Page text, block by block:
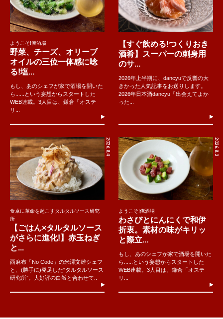
ようこそ!俺酒場
野菜、チーズ、オリーブ
オイルの三位一体感に唸
る!塩...
もし、あのシェフが家で酒場を開いた
ら......という妄想からスタートした
WEB連載。3人目は、鎌倉「オステ
リ...
【すぐ飲める!つくりおき
酒肴】スーパーの刺身用
のサ...
2026年上半期に、dancyuで反響の大
きかった人気記事をお送りします。
2026年日本酒dancyu「出会えてよか
った...
2026.8.4
食卓に革命を起こすタルタルソース研究
所
【ごはん×タルタルソース
がさらに進化!】赤玉ねぎ
と...
西麻布「No Code」の米澤文雄シェフ
と、(勝手に)発足した“タルタルソース
研究所”。大好評の白飯と合わせて..
2026.8.3
ようこそ!俺酒場
わさびとにんにくで和伊
折衷。素材の味がキリッ
と際立...
もし、あのシェフが家で酒場を開いた
ら......という妄想からスタートした
WEB連載。3人目は、鎌倉「オステ
リ...